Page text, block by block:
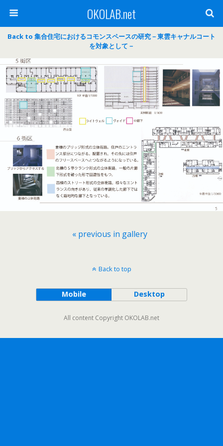
OKOLAB.net
Back to 集合住宅におけるコモンスペースの研究－東雲キャナルコート
を対象として－
« previous in gallery
Back to top
Mobile Desktop
All content Copyright OKOLAB.net